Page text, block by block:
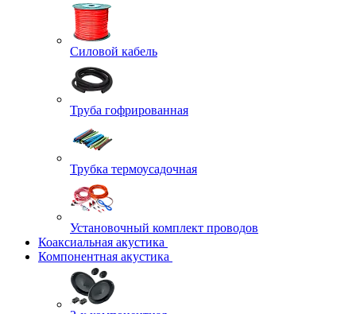
Силовой кабель
Труба гофрированная
Трубка термоусадочная
Установочный комплект проводов
Коаксиальная акустика
Компонентная акустика